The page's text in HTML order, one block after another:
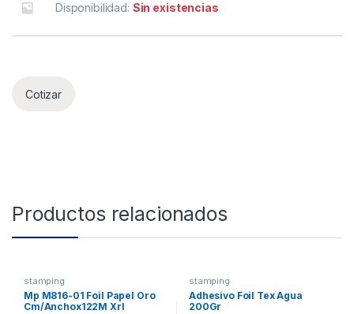
Disponibilidad: Sin existencias
Cotizar
Productos relacionados
stamping
Mp M816-01 Foil Papel Oro
Cm/Anchox122M Xrl
stamping
Adhesivo Foil Tex Agua
200Gr